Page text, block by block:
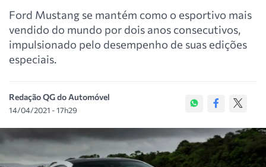
Ford Mustang se mantém como o esportivo mais
vendido do mundo por dois anos consecutivos,
impulsionado pelo desempenho de suas edições
especiais.
Redação QG do Automóvel
14/04/2021 - 17h29